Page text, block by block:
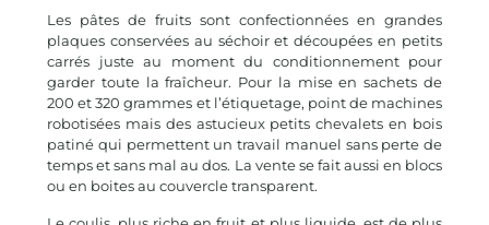
Les pâtes de fruits sont confectionnées en grandes
plaques conservées au séchoir et découpées en petits
carrés juste au moment du conditionnement pour
garder toute la fraîcheur. Pour la mise en sachets de
200 et 320 grammes et l’étiquetage, point de machines
robotisées mais des astucieux petits chevalets en bois
patiné qui permettent un travail manuel sans perte de
temps et sans mal au dos. La vente se fait aussi en blocs
ou en boites au couvercle transparent.